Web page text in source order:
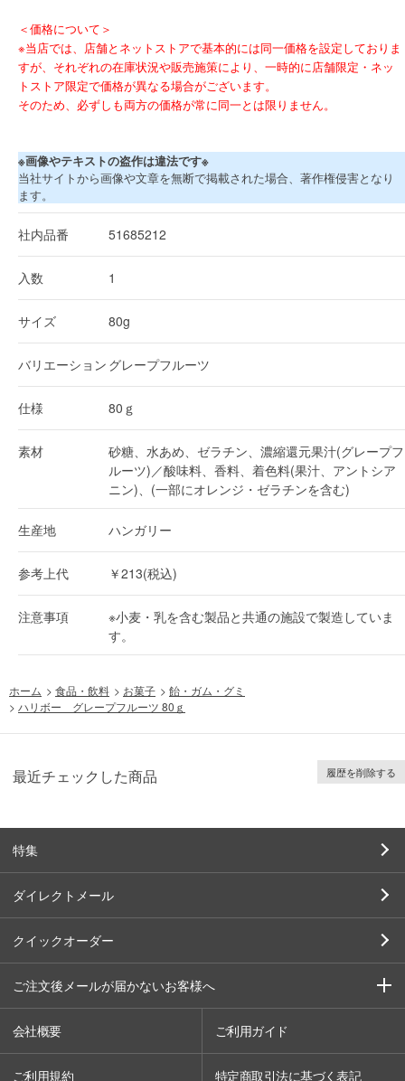
＜価格について＞
※当店では、店舗とネットストアで基本的には同一価格を設定しておりま
すが、それぞれの在庫状況や販売施策により、一時的に店舗限定・ネッ
トストア限定で価格が異なる場合がございます。
そのため、必ずしも両方の価格が常に同一とは限りません。
※画像やテキストの盗作は違法です※
当社サイトから画像や文章を無断で掲載された場合、著作権侵害となり
ます。
社内品番 51685212
入数 1
サイズ 80g
バリエーション グレープフルーツ
仕様 80ｇ
素材
砂糖、水あめ、ゼラチン、濃縮還元果汁(グレープフ
ルーツ)／酸味料、香料、着色料(果汁、アントシア
ニン)、(一部にオレンジ・ゼラチンを含む)
生産地 ハンガリー
参考上代 ￥213(税込)
注意事項
※小麦・乳を含む製品と共通の施設で製造していま
す。
ホーム > 食品・飲料 > お菓子 > 飴・ガム・グミ
> ハリボー グレープフルーツ 80ｇ
最近チェックした商品 履歴を削除する
特集
ダイレクトメール
クイックオーダー
ご注文後メールが届かないお客様へ
会社概要 ご利用ガイド
ご利用規約 特定商取引法に基づく表記